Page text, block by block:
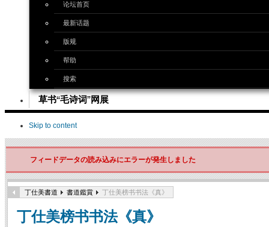
论坛首页
最新话题
版规
帮助
搜索
草书“毛诗词”网展
Skip to content
フィードデータの読み込みにエラーが発生しました
丁仕美書道 書道鑑賞 丁仕美榜书书法《真》
丁仕美榜书书法《真》